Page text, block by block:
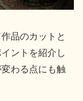
品のカットと
ントを紹介し
わる点にも触